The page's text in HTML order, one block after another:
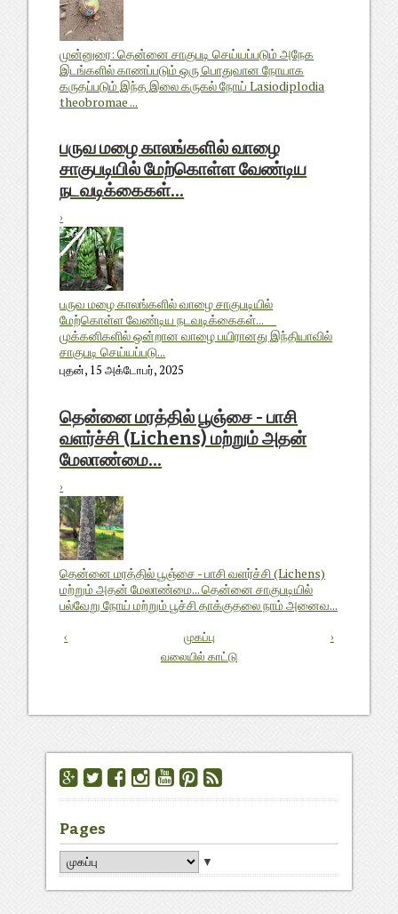
முன்னுரை: தென்னை சாகுபடி செய்யப்படும் அநேக
இடங்களில் காணப்படும் ஒரு பொதுவான நோயாக
கருதப்படும் இந்த இலை கருகல் நோய் Lasiodiplodia
theobromae ...
பருவ மழை காலங்களில் வாழை
சாகுபடியில் மேற்கொள்ள வேண்டிய
நடவடிக்கைகள்...
›
பருவ மழை காலங்களில் வாழை சாகுபடியில்
மேற்கொள்ள வேண்டிய நடவடிக்கைகள்...
முக்கனிகளில் ஒன்றான வாழை பயிரானது இந்தியாவில்
சாகுபடி செய்யப்படு...
புதன், 15 அக்டோபர், 2025
தென்னை மரத்தில் பூஞ்சை - பாசி
வளர்ச்சி (Lichens) மற்றும் அதன்
மேலாண்மை...
›
தென்னை மரத்தில் பூஞ்சை - பாசி வளர்ச்சி (Lichens)
மற்றும் அதன் மேலாண்மை... தென்னை சாகுபடியில்
பல்வேறு நோய் மற்றும் பூச்சி தாக்குதலை நாம் அனைவ...
‹ ›
முகப்பு
வலையில் காட்டு
Pages
▼